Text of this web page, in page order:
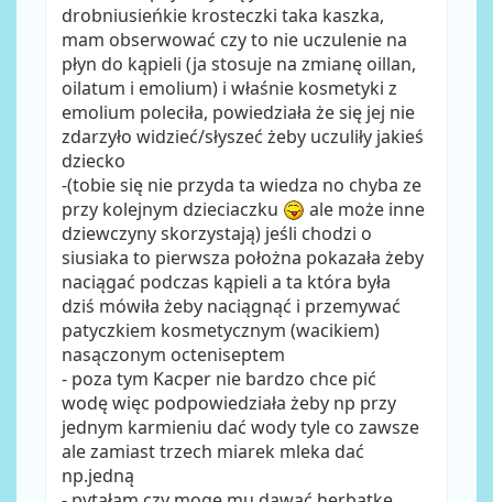
drobniusieńkie krosteczki taka kaszka,
mam obserwować czy to nie uczulenie na
płyn do kąpieli (ja stosuje na zmianę oillan,
oilatum i emolium) i właśnie kosmetyki z
emolium poleciła, powiedziała że się jej nie
zdarzyło widzieć/słyszeć żeby uczuliły jakieś
dziecko
-(tobie się nie przyda ta wiedza no chyba ze
przy kolejnym dzieciaczku
ale może inne
dziewczyny skorzystają) jeśli chodzi o
siusiaka to pierwsza położna pokazała żeby
naciągać podczas kąpieli a ta która była
dziś mówiła żeby naciągnąć i przemywać
patyczkiem kosmetycznym (wacikiem)
nasączonym octeniseptem
- poza tym Kacper nie bardzo chce pić
wodę więc podpowiedziała żeby np przy
jednym karmieniu dać wody tyle co zawsze
ale zamiast trzech miarek mleka dać
np.jedną